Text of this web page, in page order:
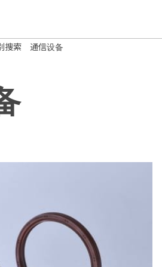
搜索 通信设备